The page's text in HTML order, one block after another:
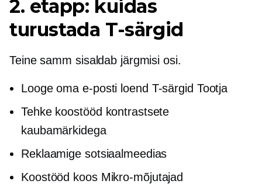
2. etapp: kuidas
turustada T-särgid
Teine samm sisaldab järgmisi osi.
Looge oma e-posti loend T-särgid Tootja
Tehke koostööd kontrastsete
kaubamärkidega
Reklaamige sotsiaalmeedias
Koostööd koos Mikro-mõjutajad